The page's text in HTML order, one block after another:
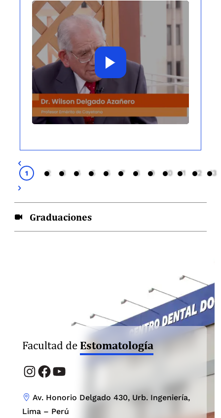
1 2 3 4 5 6 7 8 9 10 11 12 13
Graduaciones
Facultad de Estomatología
Instagram
Facebook
YouTube
Av. Honorio Delgado 430, Urb. Ingeniería,
Lima – Perú